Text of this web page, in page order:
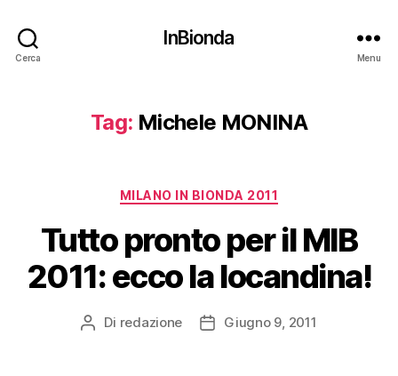
Cerca
InBionda
Menu
Tag: Michele MONINA
Categorie
MILANO IN BIONDA 2011
Tutto pronto per il MIB
2011: ecco la locandina!
Autore
Di redazione
DataGiugno 9, 2011